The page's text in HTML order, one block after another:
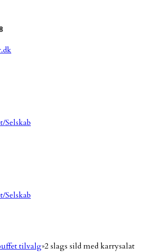
Selskab
Selskab
tilvalg»2 slags sild med karrysalat